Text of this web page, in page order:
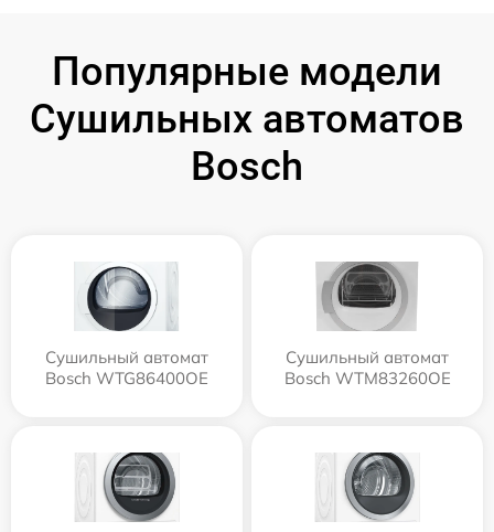
Популярные модели
Сушильных автоматов
Bosch
Сушильный автомат
Bosch WTG86400OE
Сушильный автомат
Bosch WTM83260OE